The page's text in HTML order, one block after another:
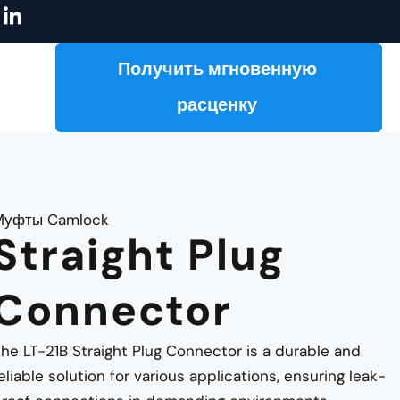
с нашим каталогом!
З
н
а
e
d
i
n
Получить мгновенную
расценку
Camlock
Plug
LT-21B Straight Plug Connector is a durable and
solution for various applications, ensuring leak-